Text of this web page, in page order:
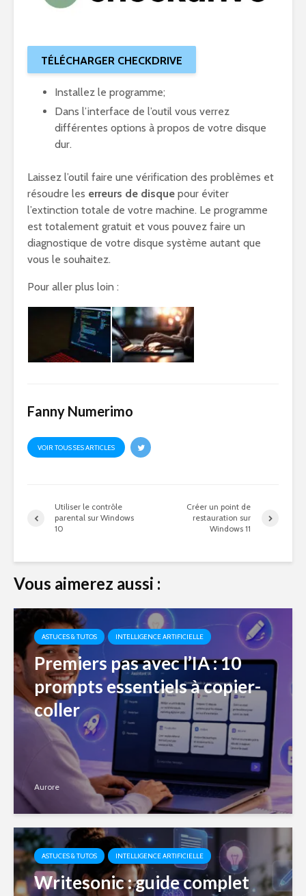
TÉLÉCHARGER CHECKDRIVE
Installez le programme;
Dans l’interface de l’outil vous verrez
différentes options à propos de votre disque
dur.
Laissez l’outil faire une vérification des problèmes et
résoudre les erreurs de disque pour éviter
l’extinction totale de votre machine. Le programme
est totalement gratuit et vous pouvez faire un
diagnostique de votre disque système autant que
vous le souhaitez.
Pour aller plus loin :
Fanny Numerimo
VOIR TOUS SES ARTICLES
Utiliser le contrôle
parental sur Windows
10
Créer un point de
restauration sur
Windows 11
Vous aimerez aussi :
ASTUCES & TUTOS INTELLIGENCE ARTIFICIELLE
Premiers pas avec l’IA : 10
prompts essentiels à copier-
coller
Aurore
ASTUCES & TUTOS INTELLIGENCE ARTIFICIELLE
Writesonic : guide complet